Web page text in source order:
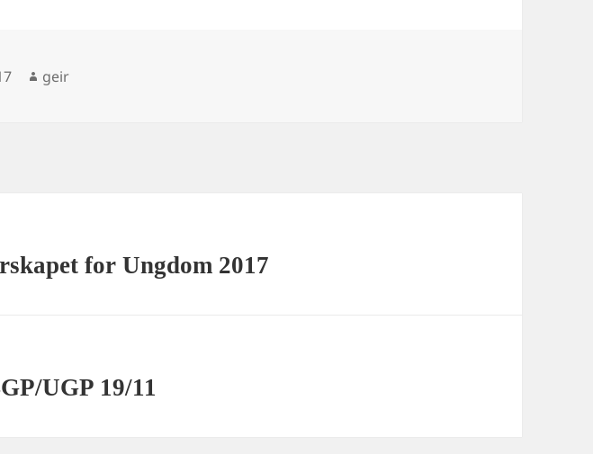
Forfatter
geir
for Ungdom 2017
UGP 19/11